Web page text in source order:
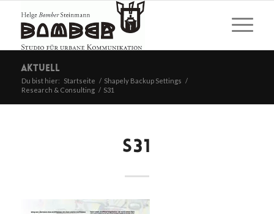
Aktuell
Du bist hier: Startseite / Shapely Backup Settings /
Research & Consulting / S31
S31